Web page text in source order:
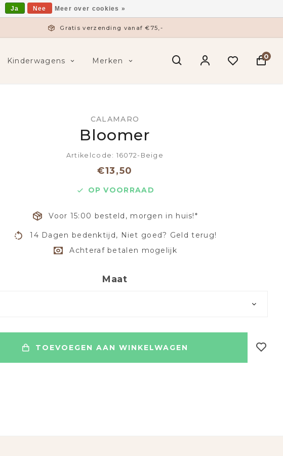
Gratis verzending vanaf €75,-
Kinderwagens Merken 0
CALAMARO
Bloomer
Artikelcode: 16072-Beige
€13,50
OP VOORRAAD
Voor 15:00 besteld, morgen in huis!*
14 Dagen bedenktijd, Niet goed? Geld terug!
Achteraf betalen mogelijk
Maat
TOEVOEGEN AAN WINKELWAGEN
Ja Nee Meer over cookies »